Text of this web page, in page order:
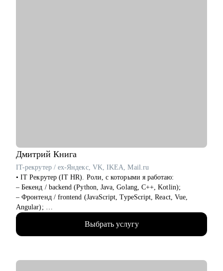
Дмитрий Книга
IT-рекрутер / ex-Яндекс, VK, IKEA, Mail.ru
• IT Рекрутер (IT HR). Роли, с которыми я работаю:
– Бекенд / backend (Python, Java, Golang, C++, Kotlin);
– Фронтенд / frontend (JavaScript, TypeScript, React, Vue,
Angular);
– Фуллстек / fullstack (React, Node.js, Python, PostgreSQL,
– Мобильная разработка (iOS и Android: Swift, Kotlin, Java);
Выбрать услугу